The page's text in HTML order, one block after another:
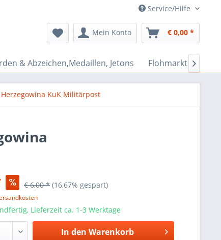
Service/Hilfe
Mein Konto € 0,00 *
& Abzeichen,Medaillen, Jetons Flohmarkt Bazar

KuK Militärpost
€ 6,00 * (16,67% gespart)
Lieferzeit ca. 1-3 Werktage
In den Warenkorb